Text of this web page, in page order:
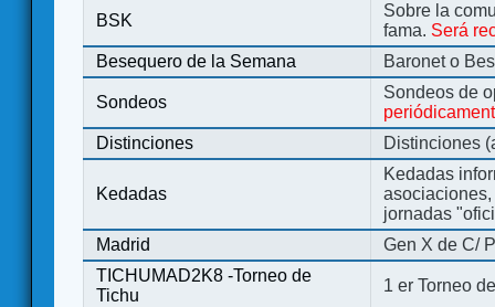
BSK
Sobre la
fama. Será
Besequero de la Semana
Baronet o
Sondeos
Sondeos de
Distinciones
Distinciones
Kedadas
Kedadas
jornadas
Madrid
Gen X de C/
TICHUMAD2K8 -Torneo de
Tichu
1 er Torneo